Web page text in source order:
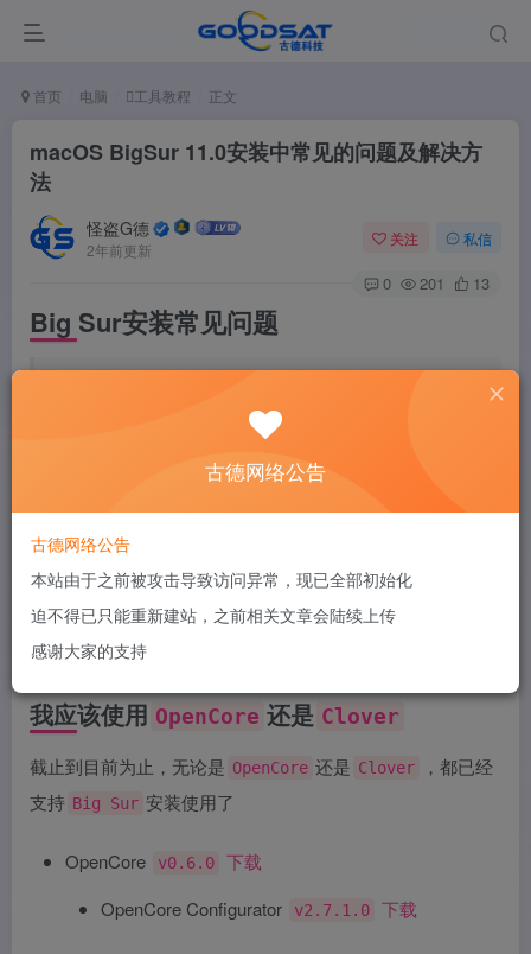
首页 电脑 工具教程 正文
macOS BigSur 11.0安装中常见的问题及解决方
法
怪盗G德
2年前更新
关注 私信
0 201 13
Big Sur安装常见问题
从而覆盖了所有稳定的发行版。Beta版软件可能会
造成无法挽回的硬件损坏或无法挽回的数据丢失，
应自行承担使用风险。
不负责。请您自己承担风险使用。
我应该使用 OpenCore 还是 Clover
截止到目前为止，无论是 OpenCore 还是 Clover
，都已经
支持 Big Sur 安装使用了
OpenCore v0.6.0
下载
OpenCore Configurator
v2.7.1.0 下载
古德网络公告
古德网络公告
本站由于之前被攻击导致访问异常，现已全部初始化
迫不得已只能重新建站，之前相关文章会陆续上传
感谢大家的支持